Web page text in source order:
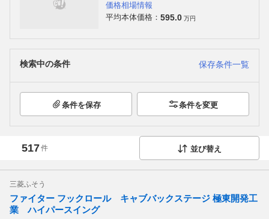
価格相場情報
平均本体価格： 595.0 万円
検索中の条件 保存条件一覧
条件を保存 条件を変更
517件 並び替え
三菱ふそう
ファイター フックロール キャブバックステージ 極東開発工
業 ハイパースイング